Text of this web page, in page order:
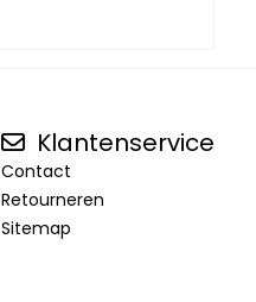
Klantenservice
Contact
Retourneren
Sitemap